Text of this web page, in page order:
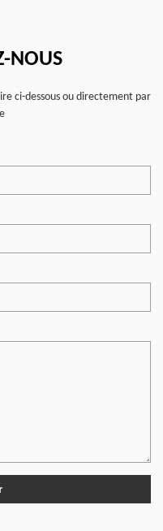
NOUS
ci-dessous ou directement par